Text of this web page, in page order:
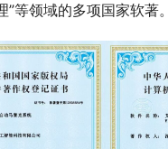
”等领域的多项国家软著。